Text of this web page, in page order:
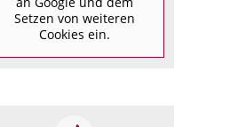
Setzen von weiteren
Cookies ein.